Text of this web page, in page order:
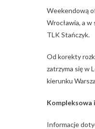
Weekendową
Wrocławia, a
TLK Stańczyk.
Od korekty
zatrzyma się w
kierunku
Kompleksowa
Informacje